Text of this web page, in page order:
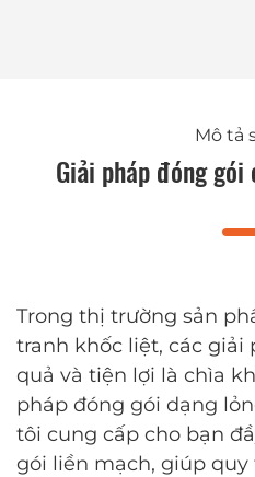
Mô tả
Giải pháp đóng
Trong thị trường sản
tranh khốc liệt, các giải
quả và tiện lợi là chìa
pháp đóng gói dạng
tôi cung cấp cho bạn
gói liền mạch, giúp